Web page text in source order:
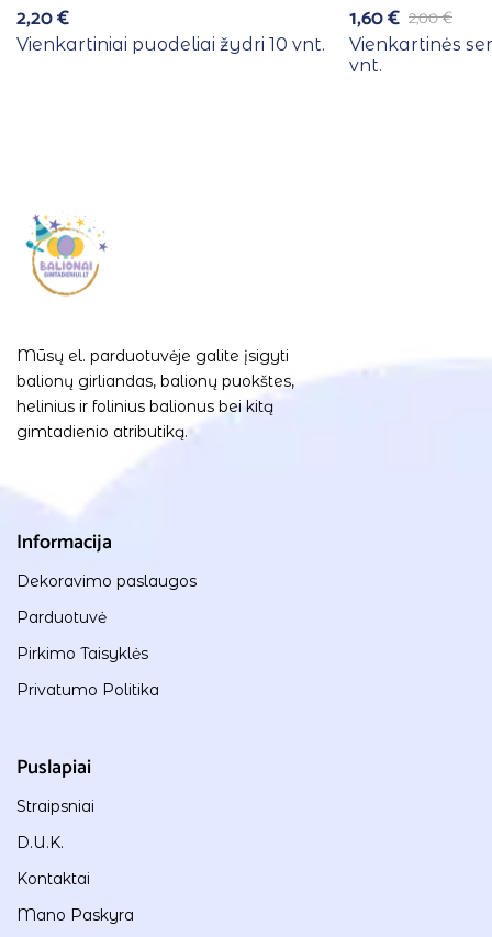
2,20€
Vienkartiniai puodeliai žydri 10 vnt.
2,00€
1,60€
Vienkartinės
vnt.
Mūsų el. parduotuvėje galite įsigyti
balionų girliandas, balionų puokštes,
helinius ir folinius balionus bei kitą
gimtadienio atributiką.
Informacija
Dekoravimo paslaugos
Parduotuvė
Pirkimo Taisyklės
Privatumo Politika
Puslapiai
Straipsniai
D.U.K.
Kontaktai
Mano Paskyra